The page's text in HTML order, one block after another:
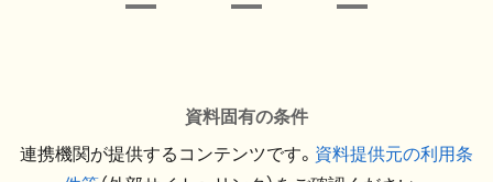
資料固有の条件
連携機関が提供するコンテンツです。 資料提供元の利用条